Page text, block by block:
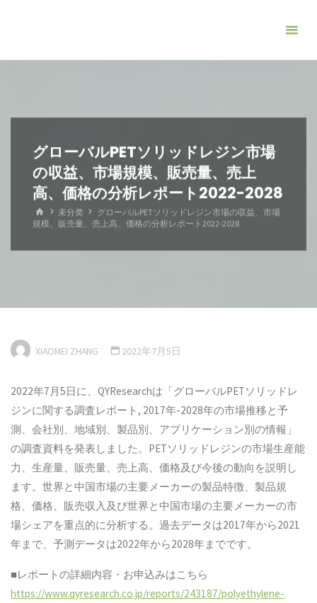
グローバルPETソリッドレジン市場
の収益、市場規模、販売量、売上
高、価格の分析レポート2022-2028
ホ
ー
未分类
グローバルPETソリッドレジン市場の収益、市場
規模、販売量、売上高、価格の分析レポート2022-2028
XIAOMEI ZHANG 2022年7月5日
2022年7月5日に、QYResearchは「グローバルPETソリッドレ
ジンに関する調査レポート, 2017年-2028年の市場推移と予
測、会社別、地域別、製品別、アプリケーション別の情報」
の調査資料を発表しました。PETソリッドレジンの市場生産能
力、生産量、販売量、売上高、価格及び今後の動向を説明し
ます。世界と中国市場の主要メーカーの製品特徴、製品規
格、価格、販売収入及び世界と中国市場の主要メーカーの市
場シェアを重点的に分析する。過去データは2017年から2021
年まで、予測データは2022年から2028年までです。
■レポートの詳細内容・お申込みはこちら
https://www.qyresearch.co.jp/reports/243187/polyethylene-